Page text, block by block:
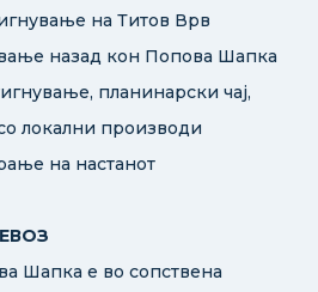
на Титов Врв
назад кон Попова Шапка
планинарски чај,
локални производи
на настанот
Шапка е во сопствена